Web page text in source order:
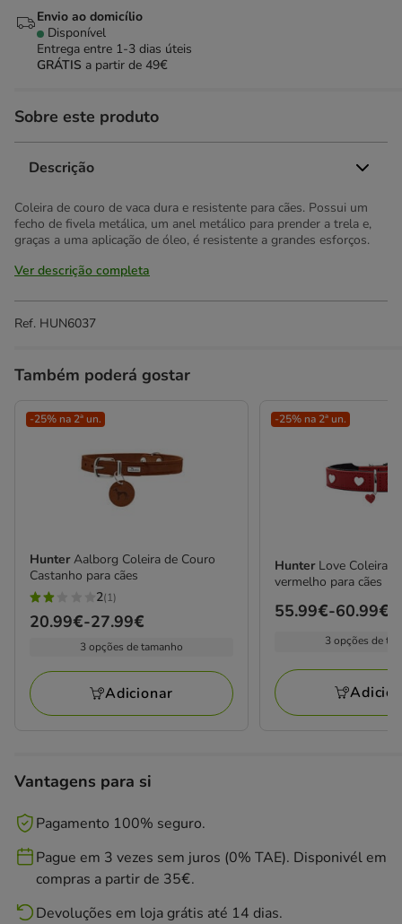
Envio ao domicílio
Disponível
Entrega entre 1-3 dias úteis
GRÁTIS a partir de 49€
Sobre este produto
Descrição
Coleira de couro de vaca dura e resistente para cães. Possui um
fecho de fivela metálica, um anel metálico para prender a trela e,
graças a uma aplicação de óleo, é resistente a grandes esforços.
Ver descrição completa
Ref. HUN6037
Também poderá gostar
-25% na 2ª un.
HunterAalborg Coleira de Couro
Castanho para cães
2
estrelas
1
avaliações
2(1)
Preço
a
27.99€
20.99€-27.99€
3 opções de tamanho
Adicionar
-25% na 2ª un.
Hunter Love Coleira
vermelho para cães
Preço
a
60.99€
55.99€-60.99€
3 opções de
Vantagens para si
Pagamento 100% seguro.
Pague em 3 vezes sem juros (0% TAE). Disponivél em
compras a partir de 35€.
Devoluções em loja grátis até 14 dias.